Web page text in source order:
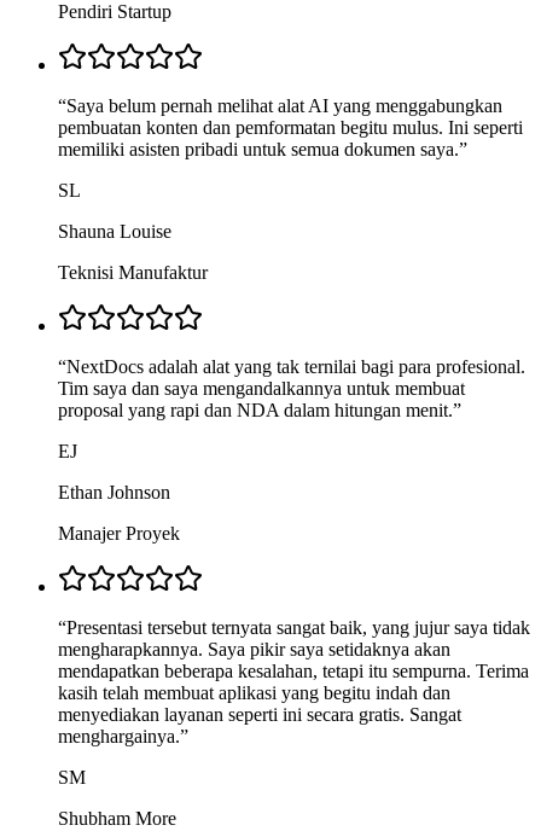
Pendiri Startup
“Saya belum pernah melihat alat AI yang menggabungkan
pembuatan konten dan pemformatan begitu mulus. Ini seperti
memiliki asisten pribadi untuk semua dokumen saya.”
SL
Shauna Louise
Teknisi Manufaktur
“NextDocs adalah alat yang tak ternilai bagi para profesional.
Tim saya dan saya mengandalkannya untuk membuat
proposal yang rapi dan NDA dalam hitungan menit.”
EJ
Ethan Johnson
Manajer Proyek
“Presentasi tersebut ternyata sangat baik, yang jujur saya tidak
mengharapkannya. Saya pikir saya setidaknya akan
mendapatkan beberapa kesalahan, tetapi itu sempurna. Terima
kasih telah membuat aplikasi yang begitu indah dan
menyediakan layanan seperti ini secara gratis. Sangat
menghargainya.”
SM
Shubham More